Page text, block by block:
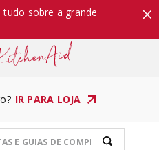
tudo sobre a grande
IR PARA LOJA